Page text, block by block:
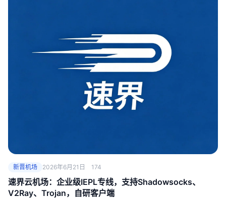
新晋机场 2026年6月21日 174
速界云机场：企业级IEPL专线，支持Shadowsocks、
V2Ray、Trojan，自研客户端